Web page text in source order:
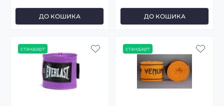
ДО КОШИКА ДО КОШИКА
стандарт стандарт